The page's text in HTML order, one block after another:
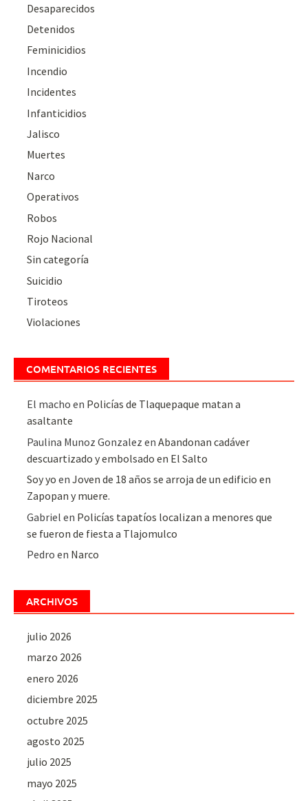
Desaparecidos
Detenidos
Feminicidios
Incendio
Incidentes
Infanticidios
Jalisco
Muertes
Narco
Operativos
Robos
Rojo Nacional
Sin categoría
Suicidio
Tiroteos
Violaciones
COMENTARIOS RECIENTES
El macho en Policías de Tlaquepaque matan a
asaltante
Paulina Munoz Gonzalez enAbandonan cadáver
descuartizado y embolsado en El Salto
Soy yo enJoven de 18 años se arroja de un edificio en
Zapopan y muere.
Gabriel en Policías tapatíos localizan a menores que
se fueron de fiesta a Tlajomulco
Pedro en Narco
ARCHIVOS
julio 2026
marzo 2026
enero 2026
diciembre 2025
octubre 2025
agosto 2025
julio 2025
mayo 2025